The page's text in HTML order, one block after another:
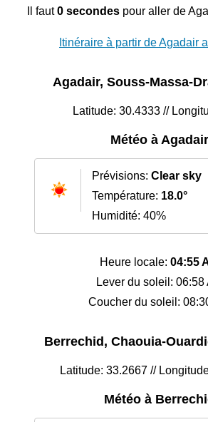
Il faut0 secondes pour aller de
Itinéraire à partir de Agadair
Agadair, Souss-Massa-
Latitude: 30.4333 //
Météo à Agadair
Prévisions: Clear sky
Température: 18.0°
Humidité: 40%
Heure locale: 04:55
Lever du soleil: 06:58
Coucher du soleil:
Berrechid, Chaouia-
Latitude: 33.2667 //
Météo à